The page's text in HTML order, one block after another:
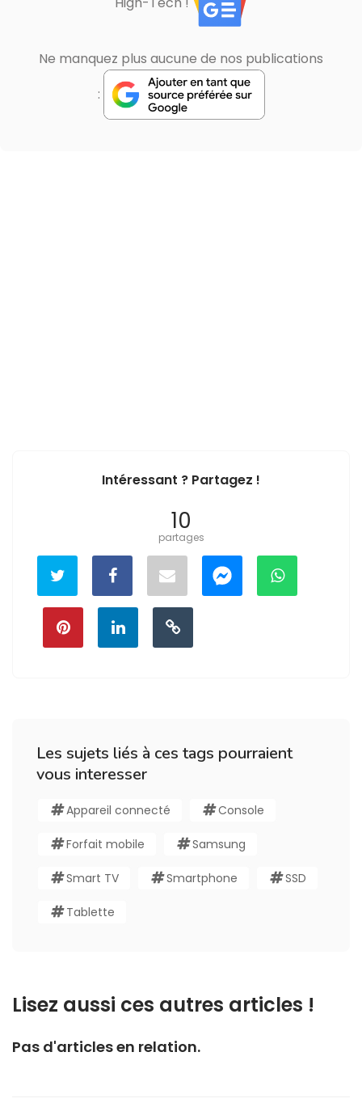
Ne manquez plus aucune de nos publications
:
Intéressant ? Partagez !
10
partages
Les sujets liés à ces tags pourraient
vous interesser
Appareil connecté Console
Forfait mobile Samsung
Smart TV Smartphone SSD
Tablette
Lisez aussi ces autres articles !
Pas d'articles en relation.